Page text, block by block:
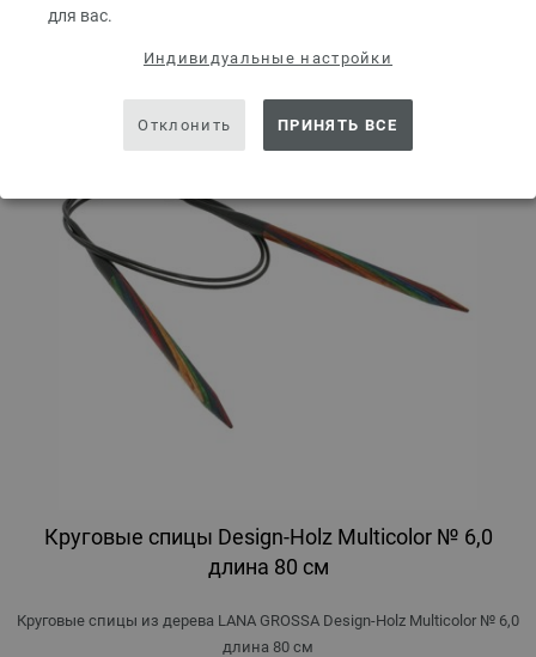
для вас.
Индивидуальные настройки
Отклонить ПРИНЯТЬ ВСЕ
Круговые спицы Design-Holz Multicolor № 6,0
длина 80 см
Круговые спицы из дерева LANA GROSSA Design-Holz Multicolor № 6,0
длина 80 см